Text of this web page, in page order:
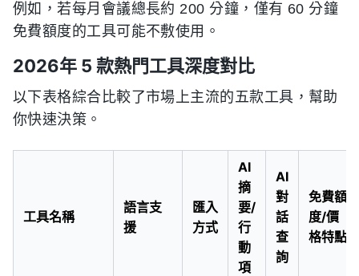
例如，若每月會議總長約 200 分鐘，僅有 60 分鐘
免費額度的工具可能不敷使用。
2026年 5 款熱門工具深度對比
以下表格綜合比較了市場上主流的五款工具，幫助
你快速決策。
工具名稱
語言支
援
匯入
方式
AI
摘
要/
行
動
項
AI
對
話
查
詢
免費額
度/價
格特點